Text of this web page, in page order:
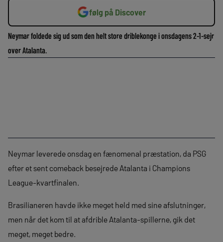
følg på Discover
Neymar foldede sig ud som den helt store driblekonge i onsdagens 2-1-sejr
over Atalanta.
Neymar leverede onsdag en fænomenal præstation, da PSG
efter et sent comeback besejrede Atalanta i Champions
League-kvartfinalen.
Brasilianeren havde ikke meget held med sine afslutninger,
men når det kom til at afdrible Atalanta-spillerne, gik det
meget, meget bedre.